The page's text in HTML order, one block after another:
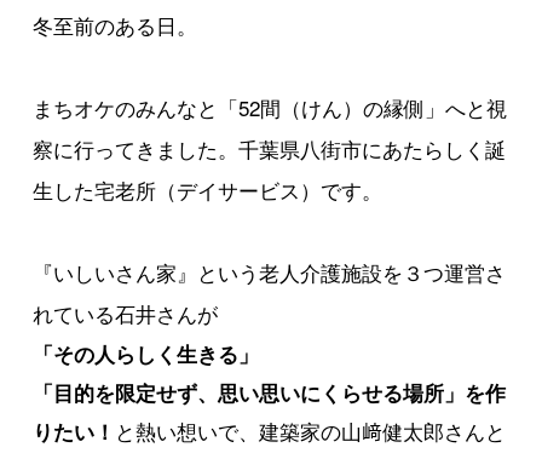
冬至前のある日。
まちオケのみんなと「52間（けん）の縁側」へと視
察に行ってきました。千葉県八街市にあたらしく誕
生した宅老所（デイサービス）です。
『いしいさん家』という老人介護施設を３つ運営さ
れている石井さんが
「その人らしく生きる」
「目的を限定せず、思い思いにくらせる場所」を作
りたい！ と熱い想いで、建築家の山﨑健太郎さんと